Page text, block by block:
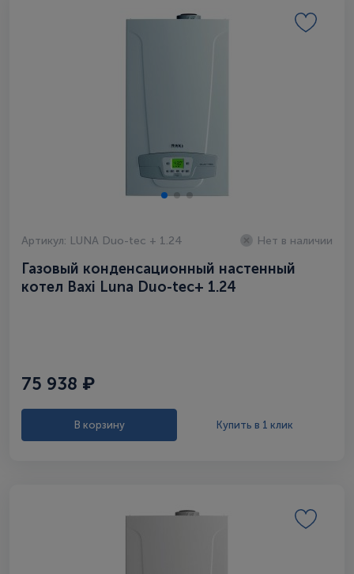
Артикул: LUNA Duo-tec + 1.24 Нет в наличии
Газовый конденсационный настенный
котел Baxi Luna Duo-tec+ 1.24
75 938 ₽
В корзину Купить в 1 клик